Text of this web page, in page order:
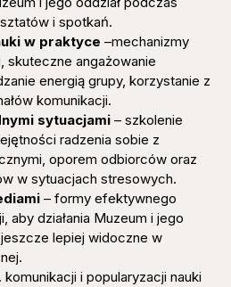
i spotkań.
w praktyce –mechanizmy
skuteczne angażowanie
energią grupy, korzystanie z
komunikacji.
sytuacjami – szkolenie
radzenia sobie z
oporem odbiorców oraz
w sytuacjach stresowych.
– formy efektywnego
aby działania Muzeum i jego
jeszcze lepiej widoczne w
i popularyzacji nauki